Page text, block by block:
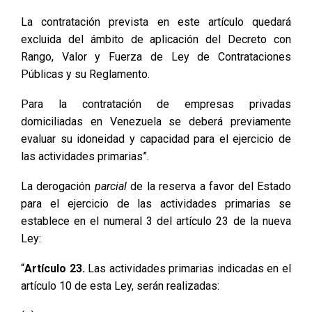
La contratación prevista en este artículo quedará
excluida del ámbito de aplicación del Decreto con
Rango, Valor y Fuerza de Ley de Contrataciones
Públicas y su Reglamento.
Para la contratación de empresas privadas
domiciliadas en Venezuela se deberá previamente
evaluar su idoneidad y capacidad para el ejercicio de
las actividades primarias”.
La derogación parcialde la reserva a favor del Estado
para el ejercicio de las actividades primarias se
establece en el numeral 3 del artículo 23 de la nueva
Ley:
“Artículo 23.Las actividades primarias indicadas en el
artículo 10 de esta Ley, serán realizadas: